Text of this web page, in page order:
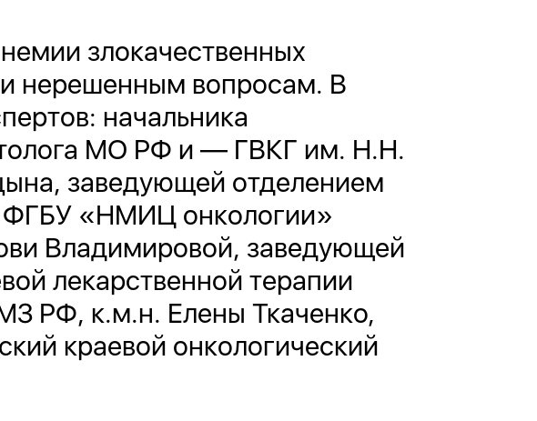
злокачественных
нерешенным вопросам. В
начальника
МО РФ и — ГВКГ им. Н.Н.
заведующей отделением
ФГБУ «НМИЦ онкологии»
Владимировой, заведующей
лекарственной терапии
РФ, к.м.н. Елены Ткаченко,
краевой онкологический